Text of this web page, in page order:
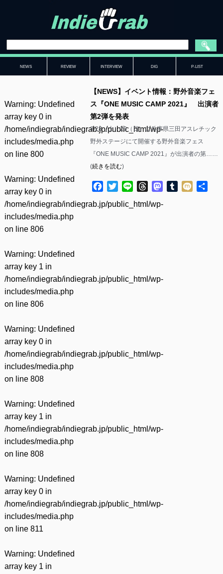
NEWS REVIEW INTERVIEW DIG P-LIST
Warning: Undefined
array key 0 in
/home/indiegrab/indiegrab.jp/public_html/wp-
includes/media.php
on line 800
Warning: Undefined
array key 0 in
/home/indiegrab/indiegrab.jp/public_html/wp-
includes/media.php
on line 806
Warning: Undefined
array key 1 in
/home/indiegrab/indiegrab.jp/public_html/wp-
includes/media.php
on line 806
Warning: Undefined
array key 0 in
/home/indiegrab/indiegrab.jp/public_html/wp-
includes/media.php
on line 808
Warning: Undefined
array key 1 in
/home/indiegrab/indiegrab.jp/public_html/wp-
includes/media.php
on line 808
Warning: Undefined
array key 0 in
/home/indiegrab/indiegrab.jp/public_html/wp-
includes/media.php
on line 811
Warning: Undefined
array key 1 in
【NEWS】イベント情報：野外音楽フェ
ス『ONE MUSIC CAMP 2021』 出演者
第2弾を発表
8/28（土）29（日）に兵庫県三田アスレチック
野外ステージにて開催する野外音楽フェス
『ONE MUSIC CAMP 2021』が出演者の第……
(続きを読む)
Facebook
TwitterLine ThreadsMastodon
Tumblr
Mixi